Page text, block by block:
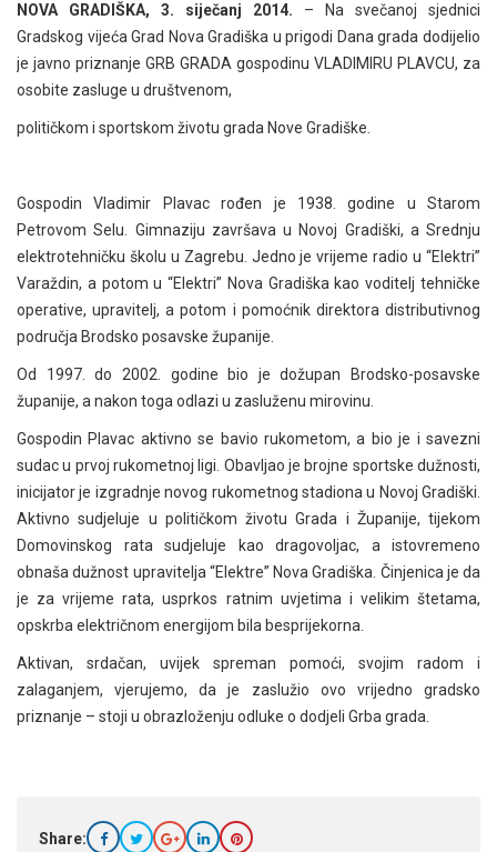
NOVA GRADIŠKA, 3. siječanj 2014. – Na svečanoj sjednici
Gradskog vijeća Grad Nova Gradiška u prigodi Dana grada dodijelio
je javno priznanje GRB GRADA gospodinu VLADIMIRU PLAVCU, za
osobite zasluge u društvenom,
političkom i sportskom životu grada Nove Gradiške.
Gospodin Vladimir Plavac rođen je 1938. godine u Starom
Petrovom Selu. Gimnaziju završava u Novoj Gradiški, a Srednju
elektrotehničku školu u Zagrebu. Jedno je vrijeme radio u “Elektri”
Varaždin, a potom u “Elektri” Nova Gradiška kao voditelj tehničke
operative, upravitelj, a potom i pomoćnik direktora distributivnog
područja Brodsko posavske županije.
Od 1997. do 2002. godine bio je dožupan Brodsko-posavske
županije, a nakon toga odlazi u zasluženu mirovinu.
Gospodin Plavac aktivno se bavio rukometom, a bio je i savezni
sudac u prvoj rukometnoj ligi. Obavljao je brojne sportske dužnosti,
inicijator je izgradnje novog rukometnog stadiona u Novoj Gradiški.
Aktivno sudjeluje u političkom životu Grada i Županije, tijekom
Domovinskog rata sudjeluje kao dragovoljac, a istovremeno
obnaša dužnost upravitelja “Elektre” Nova Gradiška. Činjenica je da
je za vrijeme rata, usprkos ratnim uvjetima i velikim štetama,
opskrba električnom energijom bila besprijekorna.
Aktivan, srdačan, uvijek spreman pomoći, svojim radom i
zalaganjem, vjerujemo, da je zaslužio ovo vrijedno gradsko
priznanje – stoji u obrazloženju odluke o dodjeli Grba grada.
Share: